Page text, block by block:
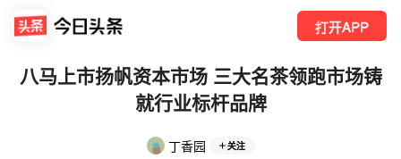
打开APP
八马上市扬帆资本市场 三大名茶领跑市场铸
就行业标杆品牌
丁香园 关注